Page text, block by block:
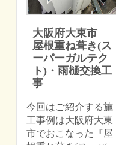
大阪府大東市
屋根重ね葺き(ス
ーパーガルテク
ト)・雨樋交換工
事
今回はご紹介する施
工事例は大阪府大東
市でおこなった『屋